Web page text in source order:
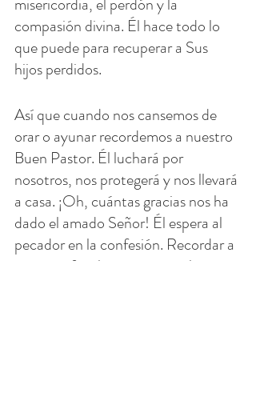
compasión divina. Él hace todo lo
que puede para recuperar a Sus
hijos perdidos.
Así que cuando nos cansemos de
orar o ayunar recordemos a nuestro
Buen Pastor. Él luchará por
nosotros, nos protegerá y nos llevará
a casa. ¡Oh, cuántas gracias nos ha
dado el amado Señor! Él espera al
pecador en la confesión. Recordar a
nuestros familiares y amigos la suma